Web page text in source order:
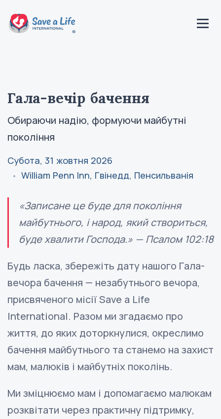
Гала-вечір бачення
Обираючи надію, формуючи майбутні
покоління
Субота, 31 жовтня 2026
William Penn Inn, Гвінедд, Пенсильванія
«Записане це буде для покоління
майбутнього, і народ, який створиться,
буде хвалити Господа.» — Псалом 102:18
Будь ласка, збережіть дату нашого Гала-
вечора бачення — незабутнього вечора,
присвяченого місії Save a Life
International. Разом ми згадаємо про
життя, до яких доторкнулися, окреслимо
бачення майбутнього та станемо на захист
мам, малюків і майбутніх поколінь.
Ми зміцнюємо мам і допомагаємо малюкам
розквітати через практичну підтримку,